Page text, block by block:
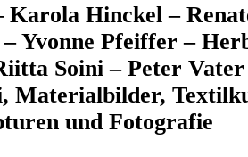
Hinckel –
Yvonne Pfeiffer –
Soini – Peter Vater
Materialbilder,
und Fotografie